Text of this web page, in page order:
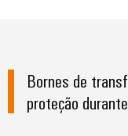
nos
transportes
ferroviários
Quadro
e
campo
e
cabos
PCB
e
do
cliente
Consultoria e
Bornes de
proteção